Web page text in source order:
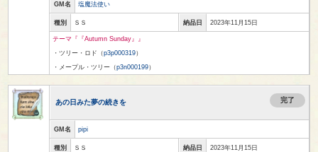
GM名 塩魔法使い
種別 ＳＳ 納品日 2023年11月15日
テーマ『『Autumn Sunday』』
・ツリー・ロド（p3p000319）
・メープル・ツリー（p3n000199）
あの日みた夢の続きを 完了
GM名 pipi
種別 ＳＳ 納品日 2023年11月15日